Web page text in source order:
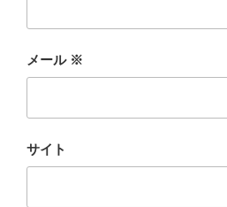
メール ※
サイト